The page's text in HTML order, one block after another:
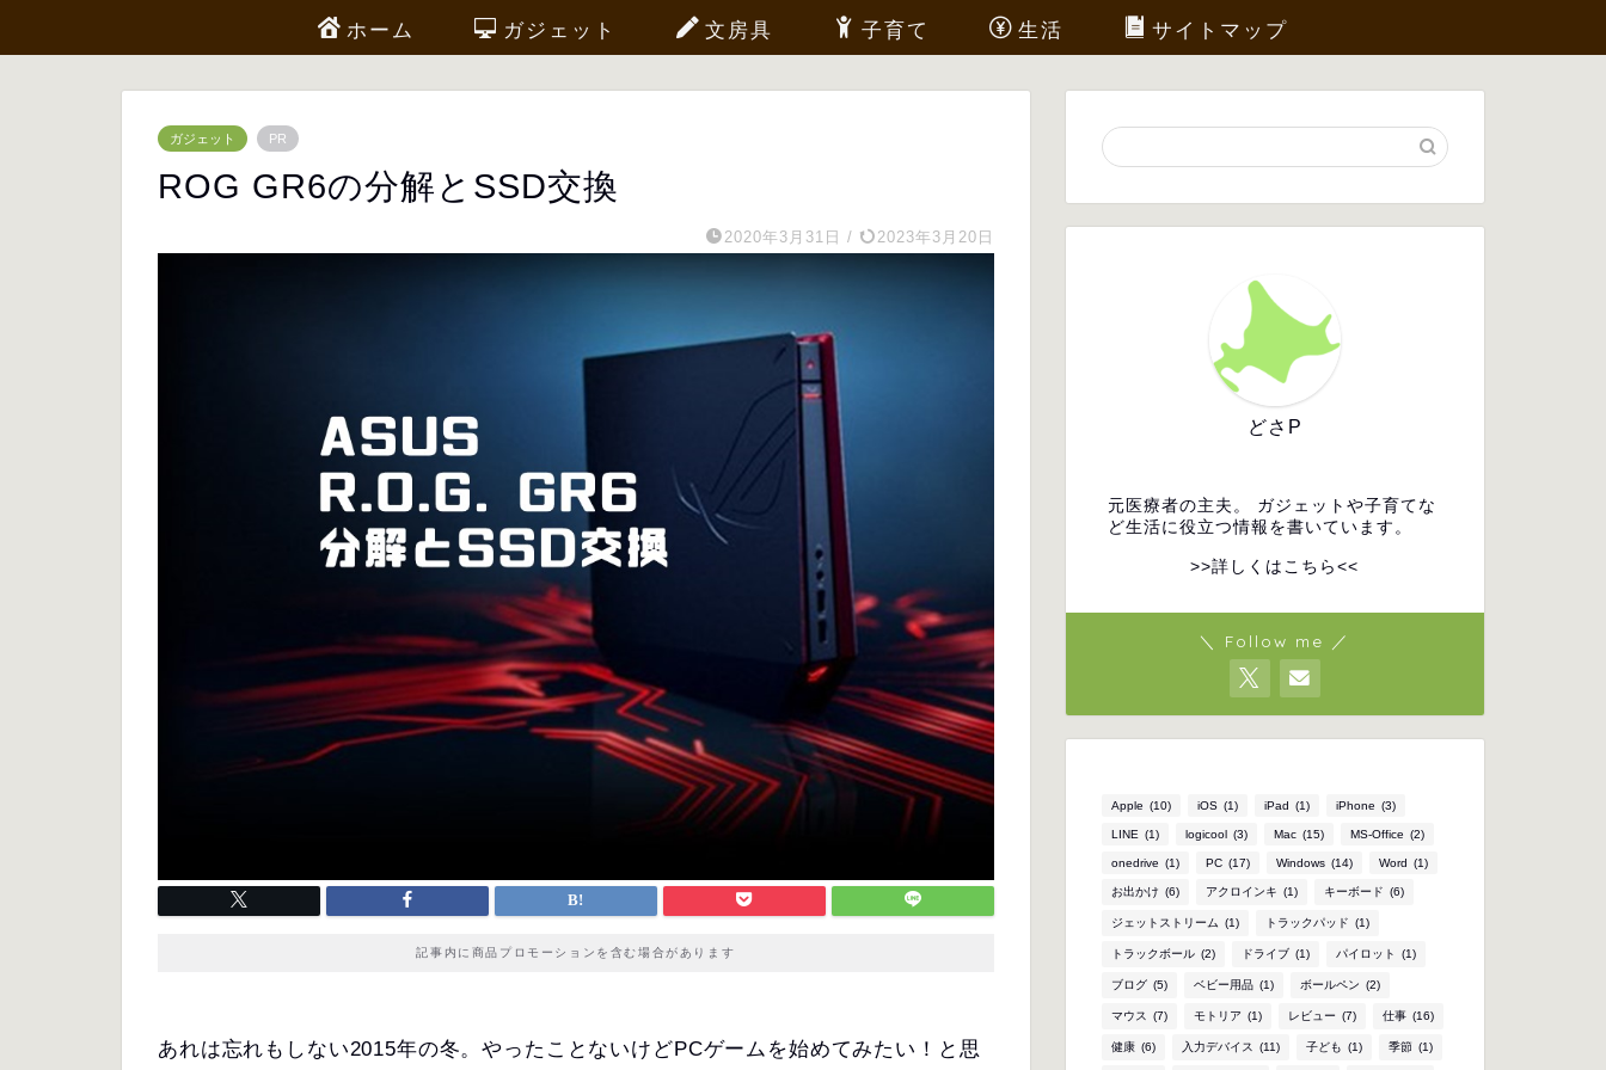
ホーム ガジェット 文房具 子育て 生活 サイトマップ
ガジェット PR
ROG GR6の分解とSSD交換
2020年3月31日 / 2023年3月20日
記事内に商品プロモーションを含む場合があります
あれは忘れもしない2015年の冬。やったことないけどPCゲームを始めてみたい！と思
どさP
元医療者の主夫。 ガジェットや子育てな
ど生活に役立つ情報を書いています。
>>詳しくはこちら<<
＼ Follow me ／
Apple (10) iOS (1) iPad (1) iPhone (3)
LINE (1) logicool (3) Mac (15) MS-Office (2)
onedrive (1) PC (17) Windows (14) Word (1)
お出かけ (6) アクロインキ (1) キーボード (6)
ジェットストリーム (1) トラックパッド (1)
トラックボール (2) ドライブ (1) パイロット (1)
ブログ (5) ベビー用品 (1) ボールペン (2)
マウス (7) モトリア (1) レビュー (7) 仕事 (16)
健康 (6) 入力デバイス (11) 子ども (1) 季節 (1)